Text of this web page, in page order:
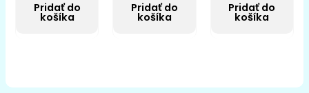
Pridať do
košíka
Pridať do
košíka
Pridať do
košíka